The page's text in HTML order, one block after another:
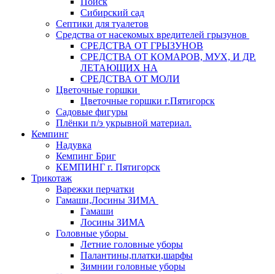
Сибирский сад
Септики для туалетов
Средства от насекомых вредителей грызунов
СPEДСТВА ОТ ГРЫЗУНОВ
СРЕДСТВА ОТ КОМАРОВ, МУХ, И ДР.
ЛЕТАЮЩИХ НА
СРЕДСТВА ОТ МОЛИ
Цветочные горшки
Цветочные горшки г.Пятигорск
Садовые фигуры
Плёнки п/э укрывной материал.
Кемпинг
Надувка
Кемпинг Бриг
КЕМПИНГ г. Пятигорск
Трикотаж
Варежки перчатки
Гамаши,Лосины ЗИМА
Гамаши
Лосины ЗИМА
Головные уборы
Летние головные уборы
Палантины,платки,шарфы
Зимнии головные уборы